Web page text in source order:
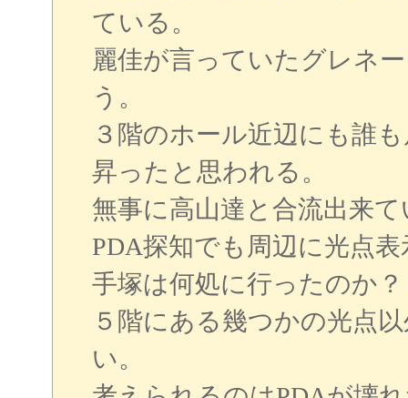
ている。
麗佳が言っていたグレネ
う。
３階のホール近辺にも誰
昇ったと思われる。
無事に高山達と合流出来
PDA探知でも周辺に光点
手塚は何処に行ったのか？
５階にある幾つかの光点
い。